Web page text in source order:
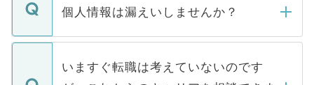
■応募殺到を避けるため 人気のある医療機
関を公にしてしまうと、応募が殺到する場
に、医療機関が求める条件に合った人材の
ん。また、仮に応募先から内定をいただい
定を承諾する必要はありません。内定先へ
の辞退の連絡はキャリアパートナーが行い
ますので、ご安心ください。
個人情報は漏えいしませんか？
個人情報が漏えいすることはありませんの
で、ご安心ください。当サイトからの登録
などで収集したご登録者様の個人情報は、
いますぐ転職は考えていないのです